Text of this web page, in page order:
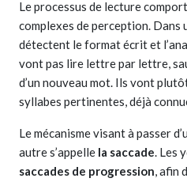
Le processus de lecture
complexes de perception. Dans
détectent le format écrit et
vont pas lire lettre par lettre,
d’un nouveau mot. Ils vont
syllabes pertinentes, déjà
Le mécanisme visant à passer
autre s’appelle la saccade. Les
saccades de progression, afin